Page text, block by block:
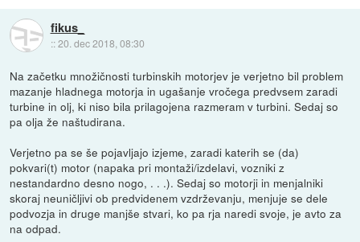
fikus_
::20. dec 2018, 08:30
Na začetku množičnosti turbinskih motorjev je verjetno bil problem
mazanje hladnega motorja in ugašanje vročega predvsem zaradi
turbine in olj, ki niso bila prilagojena razmeram v turbini. Sedaj so
pa olja že naštudirana.
Verjetno pa se še pojavljajo izjeme, zaradi katerih se (da)
pokvari(t) motor (napaka pri montaži/izdelavi, vozniki z
nestandardno desno nogo, . . .). Sedaj so motorji in menjalniki
skoraj neuničljivi ob predvidenem vzdrževanju, menjuje se dele
podvozja in druge manjše stvari, ko pa rja naredi svoje, je avto za
na odpad.